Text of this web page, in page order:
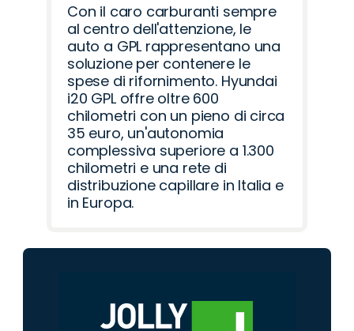
Con il caro carburanti sempre
al centro dell'attenzione, le
auto a GPL rappresentano una
soluzione per contenere le
spese di rifornimento. Hyundai
i20 GPL offre oltre 600
chilometri con un pieno di circa
35 euro, un'autonomia
complessiva superiore a 1.300
chilometri e una rete di
distribuzione capillare in Italia e
in Europa.